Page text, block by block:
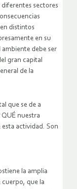
sectores
distintos
en su
debe ser
gran capital
de la
que se de a
nuestra
actividad. Son
la amplia
que la